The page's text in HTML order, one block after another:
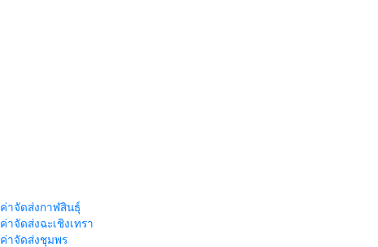
ค่าจัดส่งกาฬสินธุ์
ค่าจัดส่งฉะเชิงเทรา
ค่าจัดส่งชุมพร